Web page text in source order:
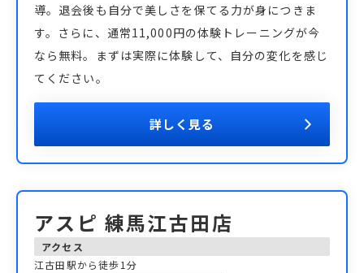
導。退会後も自分で美しさを保てる力が身につきま
す。さらに、通常11,000円の体験トレーニングが今
なら無料。まずは実際に体験して、自分の変化を感じ
てください。
詳しく見る
アスピ 練馬江古田店
アクセス
江古田駅から徒歩1分